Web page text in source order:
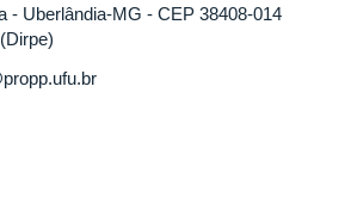
- Uberlândia-MG - CEP 38408-014